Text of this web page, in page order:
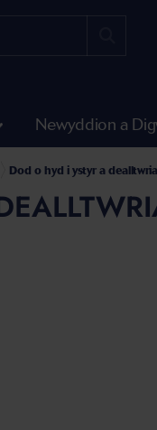
Newyddion a
Dod o hyd i ystyr a